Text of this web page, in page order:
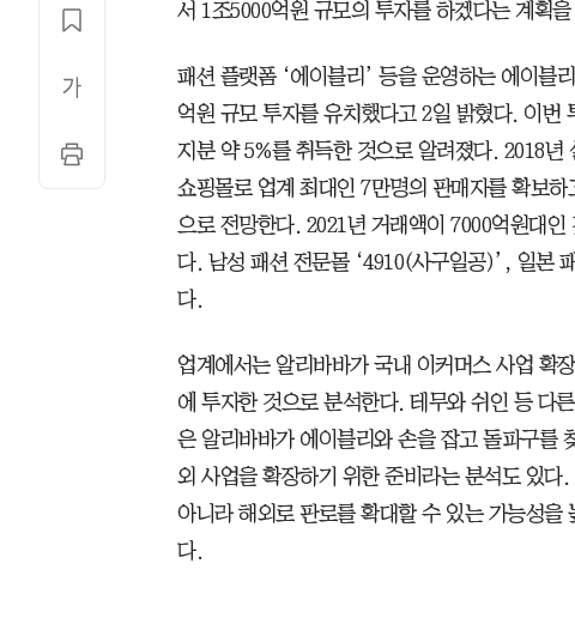
서 1조5000억원 규모의 투자를 하겠다는 계획
패션 플랫폼 ‘에이블리’ 등을 운영하는 에이블
억원 규모 투자를 유치했다고 2일 밝혔다. 이번
지분 약 5%를 취득한 것으로 알려졌다. 2018년
쇼핑몰로 업계 최대인 7만명의 판매자를 확보
으로 전망한다. 2021년 거래액이 7000억원대
다. 남성 패션 전문몰 ‘4910(사구일공)’, 일본
다.
업계에서는 알리바바가 국내 이커머스 사업 확
에 투자한 것으로 분석한다. 테무와 쉬인 등 다
은 알리바바가 에이블리와 손을 잡고 돌파구를
외 사업을 확장하기 위한 준비라는 분석도 있다
아니라 해외로 판로를 확대할 수 있는 가능성을
다.